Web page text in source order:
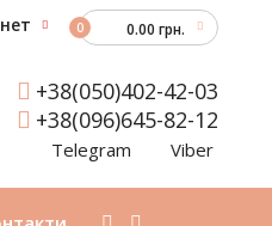
0 0.00 грн.
+38(050)402-42-03
+38(096)645-82-12
Telegram Viber